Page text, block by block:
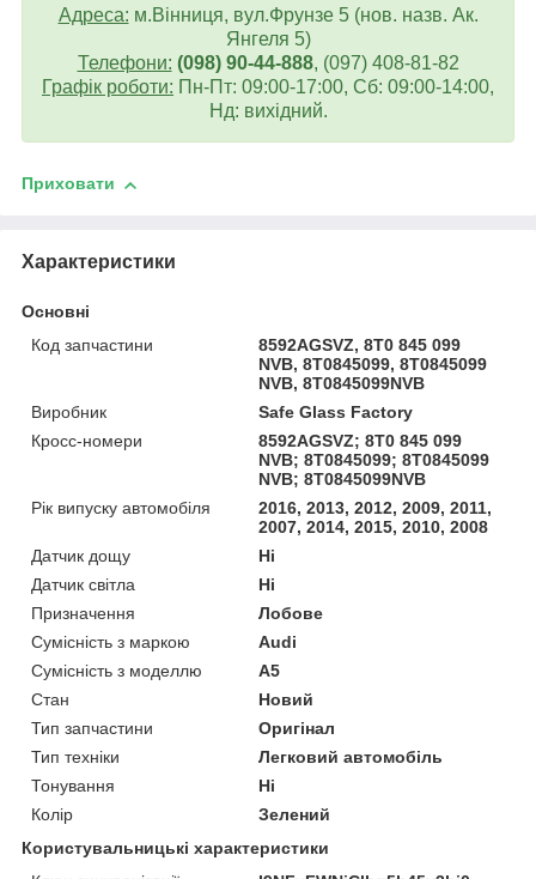
Адреса: м.Вінниця, вул.Фрунзе 5 (нов. назв. Ак.
Янгеля 5)
Телефони: (098) 90-44-888, (097) 408-81-82
Графік роботи: Пн-Пт: 09:00-17:00, Сб: 09:00-14:00,
Нд: вихідний.
Приховати
Характеристики
Основні
Код запчастини
8592AGSVZ, 8T0 845 099
NVB, 8T0845099, 8T0845099
NVB, 8T0845099NVB
Виробник
Safe Glass Factory
Кросс-номери
8592AGSVZ; 8T0 845 099
NVB; 8T0845099; 8T0845099
NVB; 8T0845099NVB
Рік випуску автомобіля
2016, 2013, 2012, 2009, 2011,
2007, 2014, 2015, 2010, 2008
Датчик дощу
Ні
Датчик світла
Ні
Призначення
Лобове
Сумісність з маркою
Audi
Сумісність з моделлю
A5
Стан
Новий
Тип запчастини
Оригінал
Тип техніки
Легковий автомобіль
Тонування
Ні
Колір
Зелений
Користувальницькі характеристики